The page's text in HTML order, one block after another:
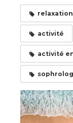
activité
activité